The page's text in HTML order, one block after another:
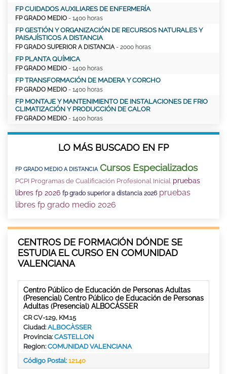
FP CUIDADOS AUXILIARES DE ENFERMERÍA
FP GRADO MEDIO - 1400 horas
FP GESTIÓN Y ORGANIZACIÓN DE RECURSOS NATURALES Y
PAISAJÍSTICOS A DISTANCIA
FP GRADO SUPERIOR A DISTANCIA- 2000 horas
FP PLANTA QUÍMICA
FP GRADO MEDIO - 1400 horas
FP TRANSFORMACIÓN DE MADERA Y CORCHO
FP GRADO MEDIO - 1400 horas
FP MONTAJE Y MANTENIMIENTO DE INSTALACIONES DE FRIO
CLIMATIZACIÓN Y PRODUCCIÓN DE CALOR
FP GRADO MEDIO - 1400 horas
LO MÁS BUSCADO EN FP
FP GRADO MEDIO A DISTANCIA Cursos Especializados
PCPI Programas de Cualificación Profesional Inicial pruebas
libres fp 2026 fp grado superior a distancia 2026 pruebas
libres fp grado medio 2026
CENTROS DE FORMACIÓN DÓNDE SE
ESTUDIA EL CURSO EN COMUNIDAD
VALENCIANA
Centro Público de Educación de Personas Adultas
(Presencial) Centro Público de Educación de Personas
Adultas (Presencial) ALBOCÀSSER
CR CV-129, KM.15
Ciudad:ALBOCÀSSER
Provincia:CASTELLON
Region:COMUNIDAD VALENCIANA
Código Postal:12140